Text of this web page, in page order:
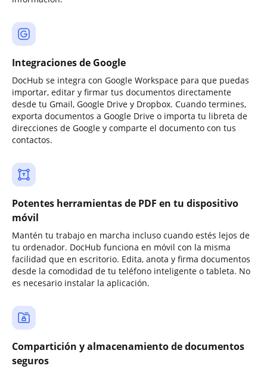
Integraciones de Google
DocHub se integra con Google Workspace para que puedas
importar, editar y firmar tus documentos directamente
desde tu Gmail, Google Drive y Dropbox. Cuando termines,
exporta documentos a Google Drive o importa tu libreta de
direcciones de Google y comparte el documento con tus
contactos.
Potentes herramientas de PDF en tu dispositivo
móvil
Mantén tu trabajo en marcha incluso cuando estés lejos de
tu ordenador. DocHub funciona en móvil con la misma
facilidad que en escritorio. Edita, anota y firma documentos
desde la comodidad de tu teléfono inteligente o tableta. No
es necesario instalar la aplicación.
Compartición y almacenamiento de documentos
seguros